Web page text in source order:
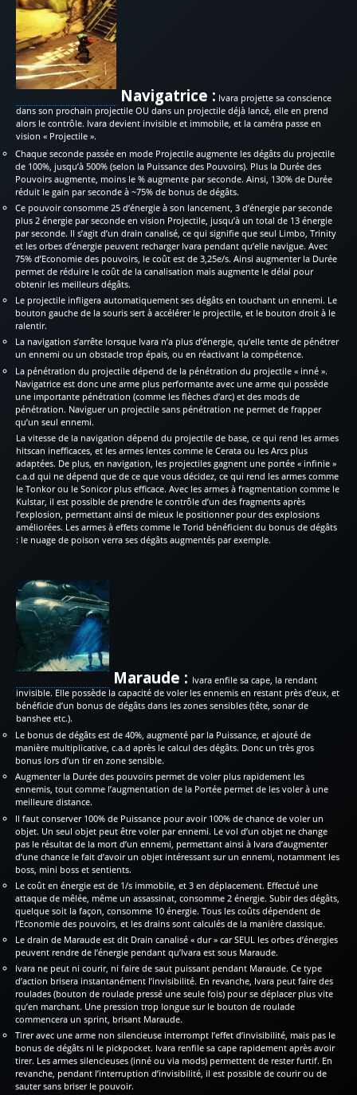
Navigatrice : Ivara projette sa conscience
dans son prochain projectile OU dans un projectile déjà lancé, elle en prend
alors le contrôle. Ivara devient invisible et immobile, et la caméra passe en
vision « Projectile ».
Chaque seconde passée en mode Projectile augmente les dégâts du projectile
de 100%, jusqu’à 500% (selon la Puissance des Pouvoirs). Plus la Durée des
Pouvoirs augmente, moins le % augmente par seconde. Ainsi, 130% de Durée
réduit le gain par seconde à ~75% de bonus de dégâts.
Ce pouvoir consomme 25 d’énergie à son lancement, 3 d’énergie par seconde
plus 2 énergie par seconde en vision Projectile, jusqu’à un total de 13 énergie
par seconde. Il s’agit d’un drain canalisé, ce qui signifie que seul Limbo, Trinity
et les orbes d’énergie peuvent recharger Ivara pendant qu’elle navigue. Avec
75% d’Economie des pouvoirs, le coût est de 3,25e/s. Ainsi augmenter la Durée
permet de réduire le coût de la canalisation mais augmente le délai pour
obtenir les meilleurs dégâts.
Le projectile infligera automatiquement ses dégâts en touchant un ennemi. Le
bouton gauche de la souris sert à accélérer le projectile, et le bouton droit à le
ralentir.
La navigation s’arrête lorsque Ivara n’a plus d’énergie, qu’elle tente de pénétrer
un ennemi ou un obstacle trop épais, ou en réactivant la compétence.
La pénétration du projectile dépend de Ia pénétration du projectile « inné ».
Navigatrice est donc une arme plus performante avec une arme qui possède
une importante pénétration (comme les flèches d’arc) et des mods de
pénétration. Naviguer un projectile sans pénétration ne permet de frapper
qu’un seul ennemi.
La vitesse de la navigation dépend du projectile de base, ce qui rend les armes
hitscan inefficaces, et les armes lentes comme le Cerata ou les Arcs plus
adaptées. De plus, en navigation, les projectiles gagnent une portée « infinie »
c.a.d qui ne dépend que de ce que vous décidez, ce qui rend les armes comme
le Tonkor ou le Sonicor plus efficace. Avec les armes à fragmentation comme le
Kulstar, il est possible de prendre le contrôle d’un des fragments après
l’explosion, permettant ainsi de mieux le positionner pour des explosions
améliorées. Les armes à effets comme le Torid bénéficient du bonus de dégâts
: le nuage de poison verra ses dégâts augmentés par exemple.
Maraude : Ivara enfile sa cape, la rendant
invisible. Elle possède la capacité de voler les ennemis en restant près d’eux, et
bénéficie d’un bonus de dégâts dans les zones sensibles (tête, sonar de
banshee etc.).
Le bonus de dégâts est de 40%, augmenté par la Puissance, et ajouté de
manière multiplicative, c.a.d après le calcul des dégâts. Donc un très gros
bonus lors d’un tir en zone sensible.
Augmenter la Durée des pouvoirs permet de voler plus rapidement les
ennemis, tout comme l’augmentation de la Portée permet de les voler à une
meilleure distance.
Il faut conserver 100% de Puissance pour avoir 100% de chance de voler un
objet. Un seul objet peut être voler par ennemi. Le vol d’un objet ne change
pas le résultat de la mort d’un ennemi, permettant ainsi à Ivara d’augmenter
d’une chance le fait d’avoir un objet intéressant sur un ennemi, notamment les
boss, mini boss et sentients.
Le coût en énergie est de 1/s immobile, et 3 en déplacement. Effectué une
attaque de mêlée, même un assassinat, consomme 2 énergie. Subir des dégâts,
quelque soit la façon, consomme 10 énergie. Tous les coûts dépendent de
l’Economie des pouvoirs, et les drains sont calculés de la manière classique.
Le drain de Maraude est dit Drain canalisé « dur » car SEUL les orbes d’énergies
peuvent rendre de l’énergie pendant qu’Ivara est sous Maraude.
Ivara ne peut ni courir, ni faire de saut puissant pendant Maraude. Ce type
d’action brisera instantanément l’invisibilité. En revanche, Ivara peut faire des
roulades (bouton de roulade pressé une seule fois) pour se déplacer plus vite
qu’en marchant. Une pression trop longue sur le bouton de roulade
commencera un sprint, brisant Maraude.
Tirer avec une arme non silencieuse interrompt l’effet d’invisibilité, mais pas le
bonus de dégâts ni le pickpocket. Ivara renfile sa cape rapidement après avoir
tirer. Les armes silencieuses (inné ou via mods) permettent de rester furtif. En
revanche, pendant l’interruption d’invisibilité, il est possible de courir ou de
sauter sans briser le pouvoir.